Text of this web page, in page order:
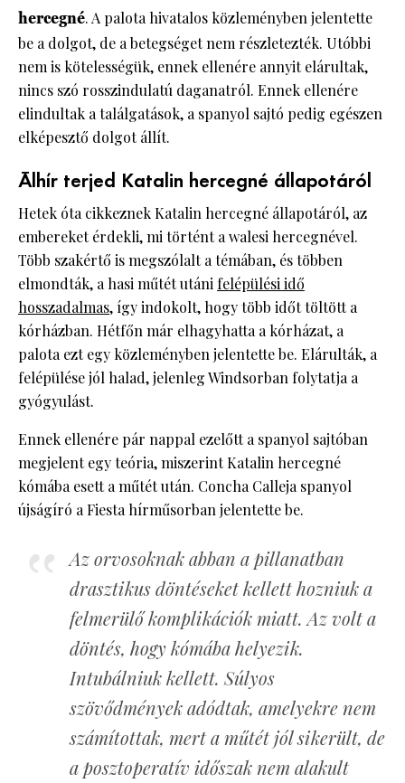
hercegné. A palota hivatalos közleményben jelentette
be a dolgot, de a betegséget nem részletezték. Utóbbi
nem is kötelességük, ennek ellenére annyit elárultak,
nincs szó rosszindulatú daganatról. Ennek ellenére
elindultak a találgatások, a spanyol sajtó pedig egészen
elképesztő dolgot állít.
Álhír terjed Katalin hercegné állapotáról
Hetek óta cikkeznek Katalin hercegné állapotáról, az
embereket érdekli, mi történt a walesi hercegnével.
Több szakértő is megszólalt a témában, és többen
elmondták, a hasi műtét utáni felépülési idő
hosszadalmas, így indokolt, hogy több időt töltött a
kórházban. Hétfőn már elhagyhatta a kórházat, a
palota ezt egy közleményben jelentette be. Elárulták, a
felépülése jól halad, jelenleg Windsorban folytatja a
gyógyulást.
Ennek ellenére pár nappal ezelőtt a spanyol sajtóban
megjelent egy teória, miszerint Katalin hercegné
kómába esett a műtét után. Concha Calleja spanyol
újságíró a Fiesta hírműsorban jelentette be.
Az orvosoknak abban a pillanatban
drasztikus döntéseket kellett hozniuk a
felmerülő komplikációk miatt. Az volt a
döntés, hogy kómába helyezik.
Intubálniuk kellett. Súlyos
szövődmények adódtak, amelyekre nem
számítottak, mert a műtét jól sikerült, de
a posztoperatív időszak nem alakult